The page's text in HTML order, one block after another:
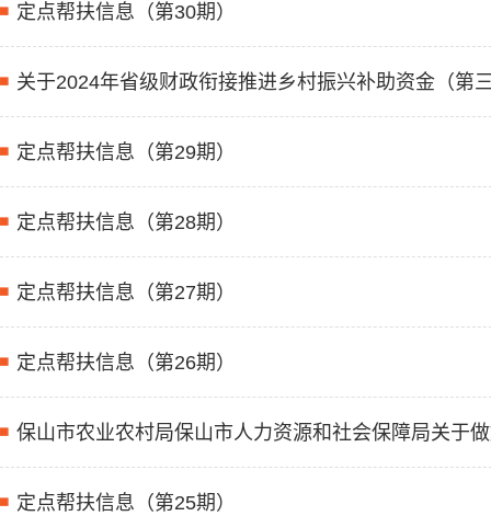
定点帮扶信息（第30期）
关于2024年省级财政衔接推进乡村振兴补助资金（第
定点帮扶信息（第29期）
定点帮扶信息（第28期）
定点帮扶信息（第27期）
定点帮扶信息（第26期）
保山市农业农村局保山市人力资源和社会保障局关于
定点帮扶信息（第25期）